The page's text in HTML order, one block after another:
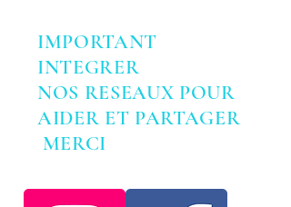
IMPORTANT
INTEGRER
NOS RESEAUX POUR
AIDER ET PARTAGER
MERCI